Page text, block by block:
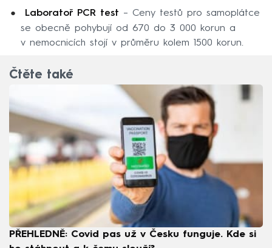
Laboratoř PCR test – Ceny testů pro samoplátce
se obecně pohybují od 670 do 3 000 korun a
v nemocnicích stojí v průměru kolem 1500 korun.
Čtěte také
PŘEHLEDNĚ: Covid pas už v Česku funguje. Kde si